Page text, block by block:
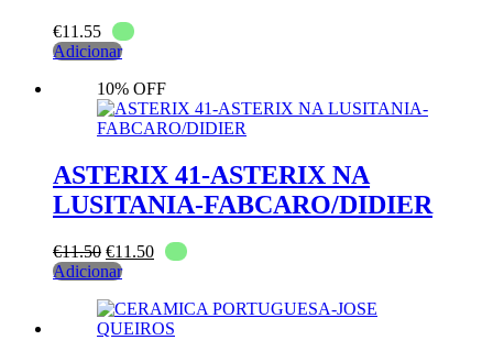
€11.55
Adicionar
10% OFF
ASTERIX 41-ASTERIX NA
LUSITANIA-FABCARO/DIDIER
€11.50 O
preço
era:
€11.50.
€11.50O
é:
€11.50.
Adicionar